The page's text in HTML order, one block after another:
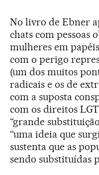
No livro de Ebner
chats com pessoas
mulheres em
com o perigo
(um dos muitos
radicais e os de
com a suposta
com os direitos
“grande
“uma ideia que
sustenta que as
sendo substituídas